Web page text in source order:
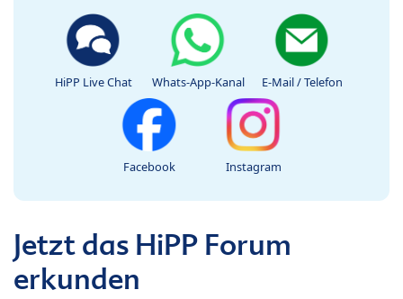
HiPP Live Chat Whats-App-Kanal E-Mail / Telefon
Facebook Instagram
Jetzt das HiPP Forum
erkunden